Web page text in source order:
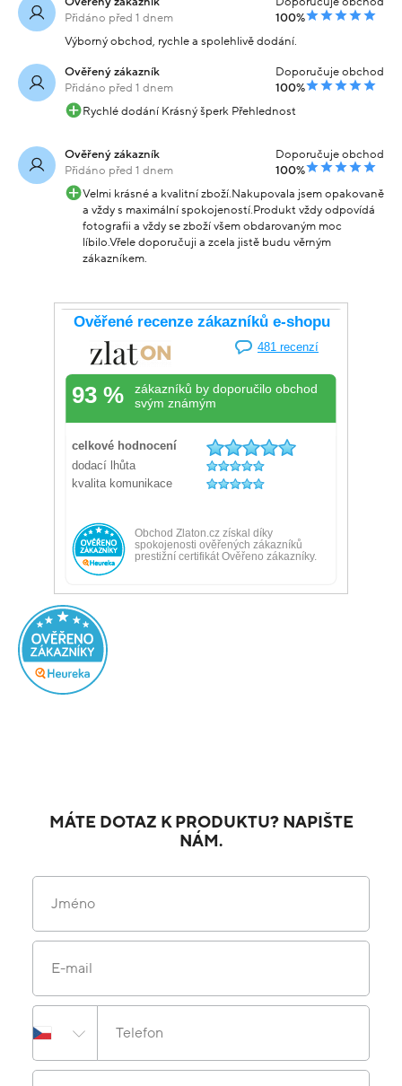
Přidáno před 1 dnem
100%
Výborný obchod, rychle a spolehlivě dodání.
Ověřený zákazník
Přidáno před 1 dnem
Doporučuje obchod
100%
Rychlé dodání Krásný šperk Přehlednost
Ověřený zákazník
Přidáno před 1 dnem
Doporučuje obchod
100%
Velmi krásné a kvalitní zboží.Nakupovala jsem opakovaně
a vždy s maximální spokojeností.Produkt vždy odpovídá
fotografii a vždy se zboží všem obdarovaným moc
líbilo.Vřele doporučuji a zcela jistě budu věrným
zákazníkem.
MÁTE DOTAZ K PRODUKTU? NAPIŠTE
NÁM.
Jméno
E-mail
Telefon